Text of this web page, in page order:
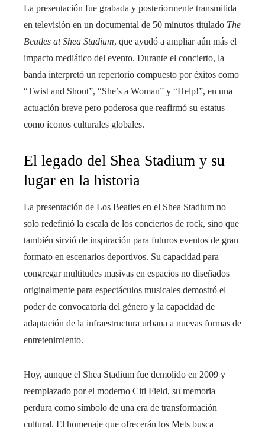
La presentación fue grabada y posteriormente transmitida
en televisión en un documental de 50 minutos titulado The
Beatles at Shea Stadium, que ayudó a ampliar aún más el
impacto mediático del evento. Durante el concierto, la
banda interpretó un repertorio compuesto por éxitos como
“Twist and Shout”, “She’s a Woman” y “Help!”, en una
actuación breve pero poderosa que reafirmó su estatus
como íconos culturales globales.
El legado del Shea Stadium y su
lugar en la historia
La presentación de Los Beatles en el Shea Stadium no
solo redefinió la escala de los conciertos de rock, sino que
también sirvió de inspiración para futuros eventos de gran
formato en escenarios deportivos. Su capacidad para
congregar multitudes masivas en espacios no diseñados
originalmente para espectáculos musicales demostró el
poder de convocatoria del género y la capacidad de
adaptación de la infraestructura urbana a nuevas formas de
entretenimiento.
Hoy, aunque el Shea Stadium fue demolido en 2009 y
reemplazado por el moderno Citi Field, su memoria
perdura como símbolo de una era de transformación
cultural. El homenaje que ofrecerán los Mets busca